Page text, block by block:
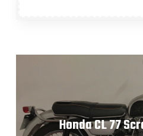
Honda CL 77